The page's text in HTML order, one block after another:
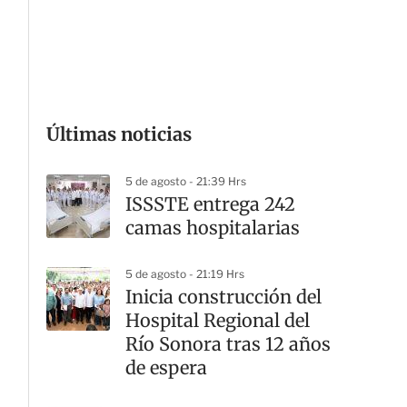
Últimas noticias
5 de agosto - 21:39 Hrs
ISSSTE entrega 242
camas hospitalarias
5 de agosto - 21:19 Hrs
Inicia construcción del
Hospital Regional del
Río Sonora tras 12 años
de espera